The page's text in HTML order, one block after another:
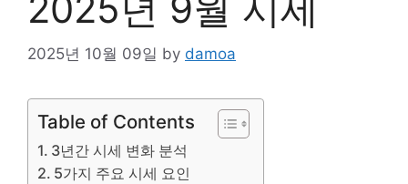
2025년 10월 09일 by damoa
Table of Contents
3년간 시세 변화 분석
5가지 주요 시세 요인